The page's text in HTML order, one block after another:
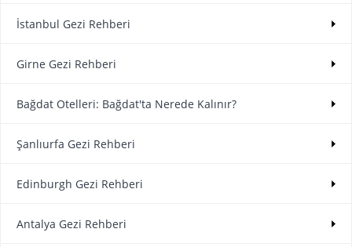
İstanbul Gezi Rehberi
Girne Gezi Rehberi
Bağdat Otelleri: Bağdat'ta Nerede Kalınır?
Şanlıurfa Gezi Rehberi
Edinburgh Gezi Rehberi
Antalya Gezi Rehberi